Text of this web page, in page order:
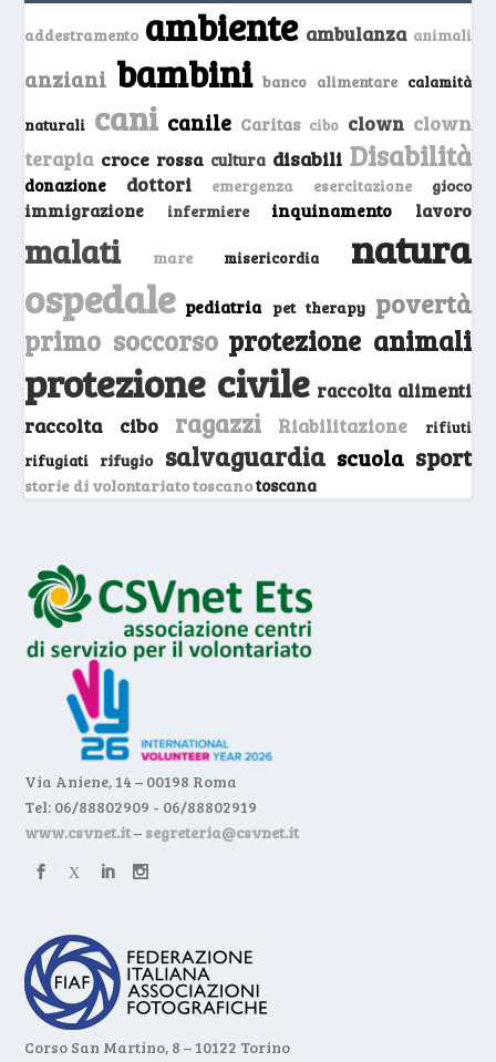
addestramento ambiente ambulanza animali
anziani bambini banco alimentare calamità
naturali cani canile Caritas cibo clown clown
terapia croce rossa cultura disabili Disabilità
donazione dottori emergenza esercitazione gioco
immigrazione infermiere inquinamento lavoro
malati mare misericordia natura
ospedale pediatria pet therapy povertà
primo soccorso protezione animali
protezione civile raccolta alimenti
raccolta cibo ragazzi Riabilitazione
rifiuti
rifugiati
rifugio salvaguardia scuola sport
storie di volontariato toscanotoscana
Via Aniene, 14 – 00198 Roma
Tel: 06/88802909 - 06/88802919
www.csvnet.it– segreteria@csvnet.it
Corso San Martino, 8 – 10122 Torino